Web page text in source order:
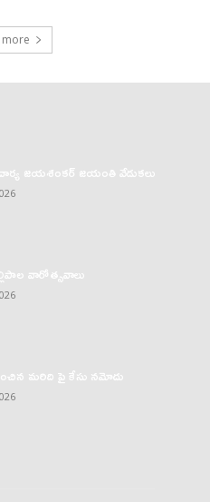
జయశంకర్ జయంతి వేడుకలు
వారోత్సవాలు
మరిది పై కేసు నమోదు